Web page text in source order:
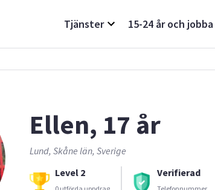
Tjänster 15-24 år och
Ellen, 17 år
Lund, Skåne län, Sverige
Level 2
0 utförda uppdrag
Verifierad
Telefonnummer